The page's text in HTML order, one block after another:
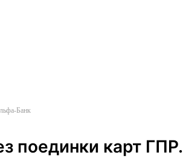
Банк
поединки карт ГПР.